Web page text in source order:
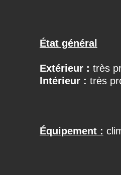
État général
Extérieur : très
Intérieur : très
Équipement :